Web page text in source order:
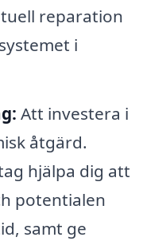
reparation
i
Att investera i
åtgärd.
hjälpa dig att
potentialen
samt ge